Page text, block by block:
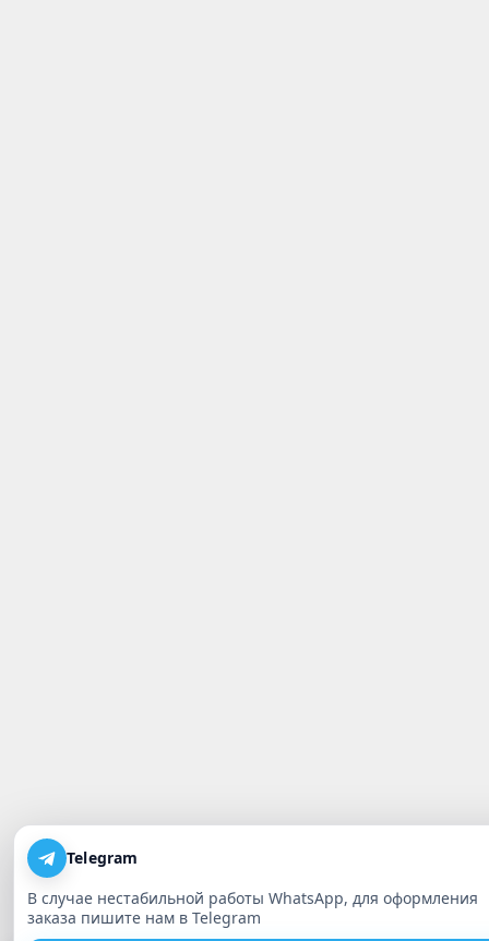
Telegram
В случае нестабильной работы WhatsApp, для оформления
заказа пишите нам в Telegram